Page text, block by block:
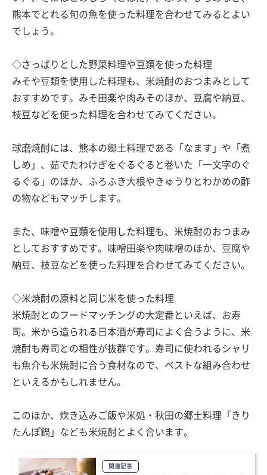
熊本でとれる旬の魚を使った料理を合わせてみるとよい
でしょう。
◇さっぱりとした野菜料理や豆類を使った料理
みそや豆類を使用した料理も、米焼酎のおつまみとして
おすすめです。みそ田楽や肉みそのほか、豆腐や納豆、
枝豆などを使った料理を合わせてみてください。
球磨焼酎には、熊本の郷土料理である「なます」や「煮
しめ」、茹でたわけぎをぐるぐると巻いた「一文字のぐ
るぐる」のほか、ふろふき大根やきゅうりとわかめの酢
の物などもマッチします。
また、味噌や豆類を使用した料理も、米焼酎のおつまみ
としておすすめです。味噌田楽や肉味噌のほか、豆腐や
納豆、枝豆などを使った料理を合わせてみてください。
◇米焼酎の原料と同じ米を使った料理
米焼酎とのフードマッチングの大定番といえば、お寿
司。米から造られる日本酒が寿司によく合うように、米
焼酎も寿司との相性が抜群です。寿司に使われるシャリ
も魚介も米焼酎に合う食材なので、ベストな組み合わせ
といえるかもしれません。
このほか、炊き込みご飯や米処・秋田の郷土料理「きり
たんぽ鍋」なども米焼酎とよく合います。
関連記事